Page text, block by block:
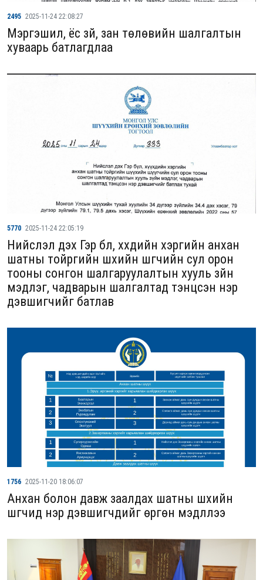
2495 2025-11-24 22:08:27
Мэргэшил, ёс зүй, зан төлөвийн шалгалтын
хуваарь батлагдлаа
5770 2025-11-24 22:05:19
Нийслэл дэх Гэр бүл, хүүхдийн хэргийн анхан
шатны тойргийн шүүхийн шүүгчийн сул орон
тооны сонгон шалгаруулалтын хууль зүйн
мэдлэг, чадварын шалгалтад тэнцсэн нэр
дэвшигчийг батлав
1756 2025-11-20 18:06:07
Анхан болон давж заалдах шатны шүүхийн
шүүгчид нэр дэвшигчдийг өргөн мэдүүллээ